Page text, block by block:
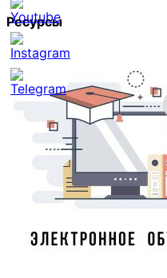
Set
Youtube
Channel
Ресурсы